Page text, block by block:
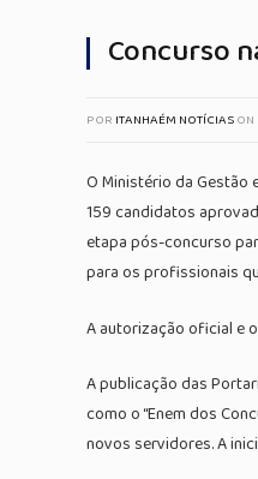
Concurso
POR ITANHAÉM NOTÍCIASON
O Ministério da Gestão
159 candidatos
etapa pós-concurso
para os profissionais
A autorização oficial e
A publicação das
como o “Enem dos
novos servidores. A